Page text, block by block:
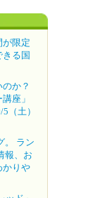
が限定
る国
か？
座」
（土）
。 ラン
報、お
かりや